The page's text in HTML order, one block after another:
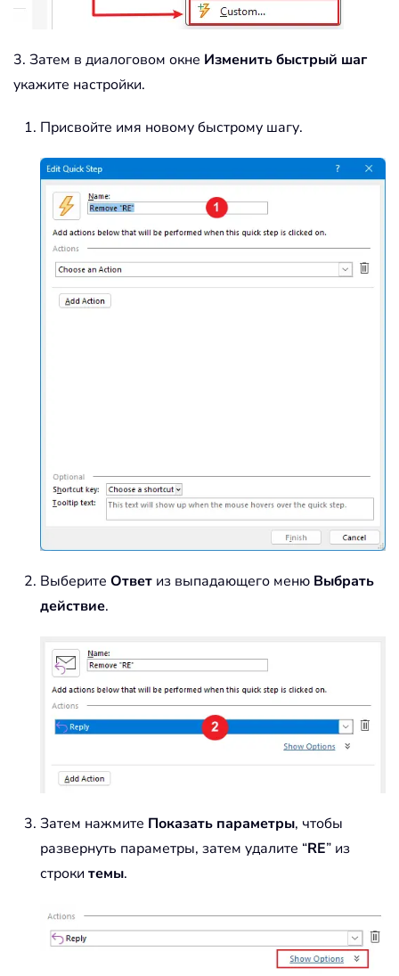
3. Затем в диалоговом окне Изменить быстрый шаг
укажите настройки.
Присвойте имя новому быстрому шагу.
Выберите Ответ из выпадающего меню Выбрать
действие.
Затем нажмите Показать параметры, чтобы
развернуть параметры, затем удалите “RE” из
строки темы.